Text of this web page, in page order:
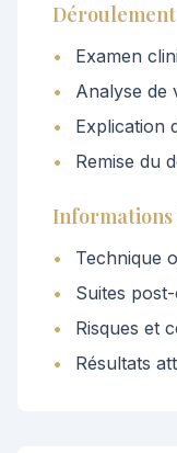
Déroulement
•
Examen
•
Analyse de
•
Explication
•
Remise du
Informations
•
Technique
•
Suites
•
Risques et
•
Résultats